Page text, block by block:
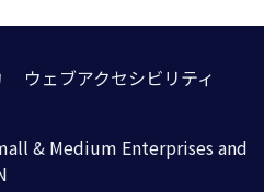
ウェブアクセシビリティ
& Medium Enterprises and